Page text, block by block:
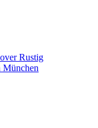
Rustig
München